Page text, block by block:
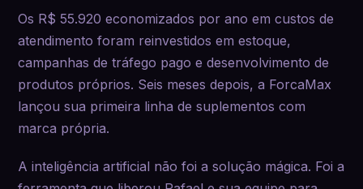
Os R$ 55.920 economizados por ano em custos de
atendimento foram reinvestidos em estoque,
campanhas de tráfego pago e desenvolvimento de
produtos próprios. Seis meses depois, a ForcaMax
lançou sua primeira linha de suplementos com
marca própria.
A inteligência artificial não foi a solução mágica. Foi a